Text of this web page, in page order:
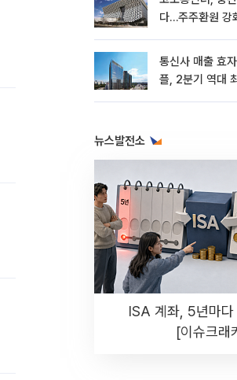
다…주주환원 강
통신사 매출 효
플, 2분기 역대
뉴스발전소
ISA 계좌, 5년마다
[이슈크래